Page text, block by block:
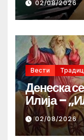
02/08/2026
Вести
Денеска
Илија –
02/08/2026